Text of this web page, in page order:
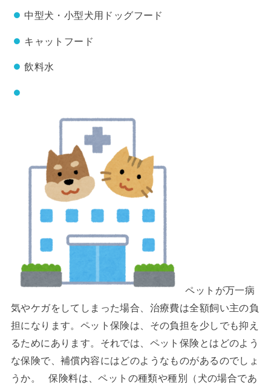
中型犬・小型犬用ドッグフード
キャットフード
飲料水
ペットが万一病
気やケガをしてしまった場合、治療費は全額飼い主の負
担になります。ペット保険は、その負担を少しでも抑え
るためにあります。それでは、ペット保険とはどのよう
な保険で、補償内容にはどのようなものがあるのでしょ
うか。 保険料は、ペットの種類や種別（犬の場合であ